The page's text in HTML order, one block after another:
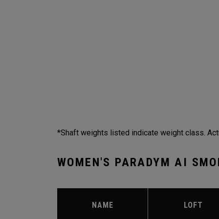
*Shaft weights listed indicate weight class.
WOMEN'S PARADYM AI
NAME LOFT